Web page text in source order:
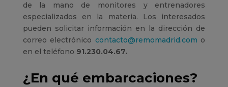
de la mano de monitores y entrenadores
especializados en la materia. Los interesados
pueden solicitar información en la dirección de
correo electrónico contacto@remomadrid.com o
en el teléfono 91.230.04.67.
¿En qué embarcaciones?